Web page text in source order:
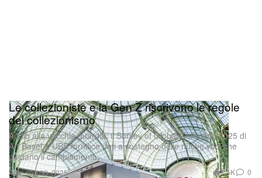
Arte
Le collezioniste e la Gen Z riscrivono le regole
del collezionismo
Addio alla vecchia guardia: il Survey of Global Collecting 2025 di
Art Basel & UBS fornisce dati a sostegno delle nuove voci che
guidano il cambiamento.
Oct 30, 2025 1.5K 0